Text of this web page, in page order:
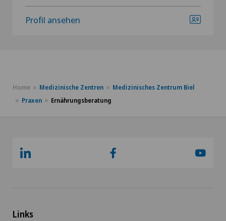
Profil ansehen
Home Medizinische Zentren
Medizinisches Zentrum Biel
Praxen
Ernährungsberatung
Links